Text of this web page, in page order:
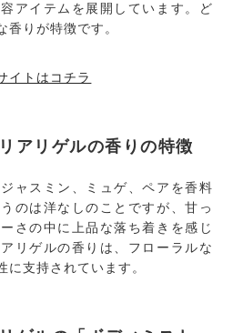
アイテムを展開しています。ど
香りが特徴です。
イトはコチラ
アリゲルの香りの特徴
ャスミン、ミュゲ、ペアを香料
のは洋なしのことですが、甘っ
さの中に上品な落ち着きを感じ
リゲルの香りは、フローラルな
に支持されています。